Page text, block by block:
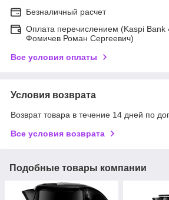
Безналичный расчет
Оплата перечислением (Kaspi Bank
Фомичев Роман Сергеевич)
Все условия оплаты
Условия возврата
Возврат товара в течение 14 дней по
Все условия возврата
Подобные товары компании